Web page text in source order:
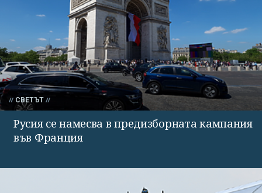
СВЕТЪТ
Русия се намесва в предизборната кампания
във Франция